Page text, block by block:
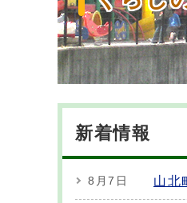
新着情報
8月7日 山北